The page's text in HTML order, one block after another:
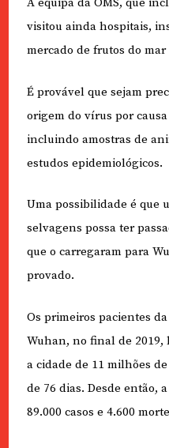
A equipa da OMS, que
visitou ainda hospitais,
mercado de frutos do
É provável que sejam
origem do vírus por
incluindo amostras de
estudos epidemiológicos.
Uma possibilidade é que
selvagens possa ter
que o carregaram para
provado.
Os primeiros pacientes
Wuhan, no final de 2019,
a cidade de 11 milhões
de 76 dias. Desde então,
89.000 casos e 4.600